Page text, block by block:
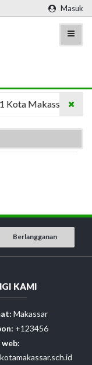
Masuk
Makassar
Berlangganan
KAMI
Makassar
+123456